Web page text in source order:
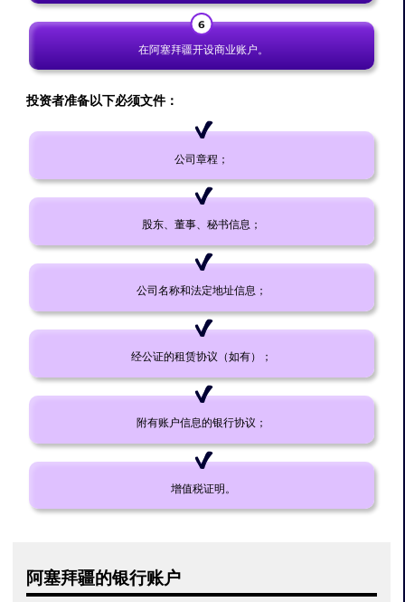
在阿塞拜疆开设商业账户。
投资者准备以下必须文件：
公司章程；
股东、董事、秘书信息；
公司名称和法定地址信息；
经公证的租赁协议（如有）；
附有账户信息的银行协议；
增值税证明。
阿塞拜疆的银行账户